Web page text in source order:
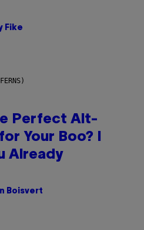
Fike
Perfect Alt-
Your Boo? I
Already
Boisvert